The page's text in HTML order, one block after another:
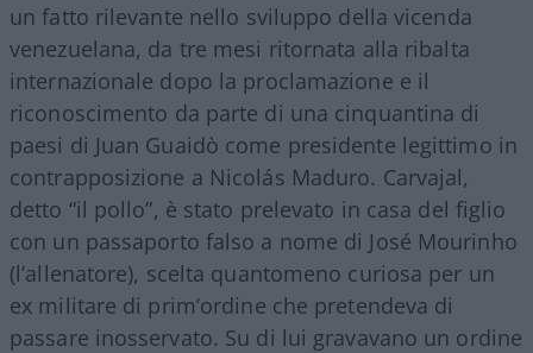
un fatto rilevante nello sviluppo della vicenda
venezuelana, da tre mesi ritornata alla ribalta
internazionale dopo la proclamazione e il
riconoscimento da parte di una cinquantina di
paesi di Juan Guaidò come presidente legittimo in
contrapposizione a Nicolás Maduro. Carvajal,
detto “il pollo”, è stato prelevato in casa del figlio
con un passaporto falso a nome di José Mourinho
(l’allenatore), scelta quantomeno curiosa per un
ex militare di prim’ordine che pretendeva di
passare inosservato. Su di lui gravavano un ordine